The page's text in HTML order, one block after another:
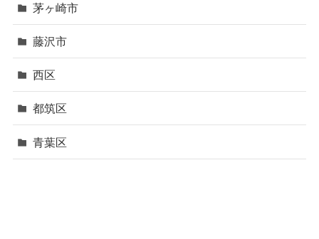
茅ヶ崎市
藤沢市
西区
都筑区
青葉区